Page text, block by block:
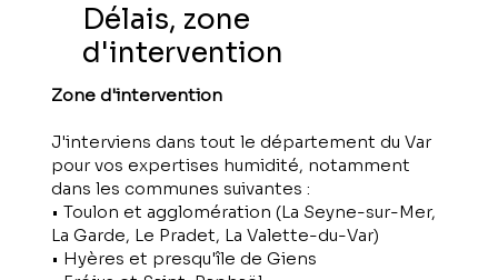
Délais, zone
d'intervention
Zone d'intervention
J'interviens dans tout le département du Var
pour vos expertises humidité, notamment
dans les communes suivantes :
• Toulon et agglomération (La Seyne-sur-Mer,
La Garde, Le Pradet, La Valette-du-Var)
• Hyères et presqu'île de Giens